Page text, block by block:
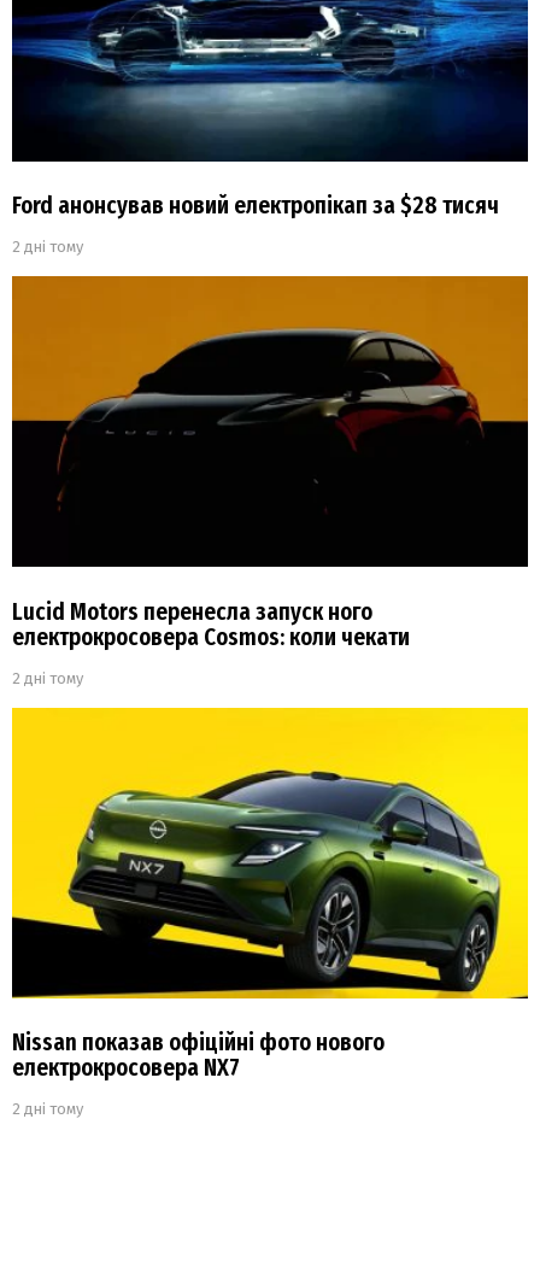
Ford анонсував новий електропікап за $28 тисяч
2 дні тому
Lucid Motors перенесла запуск ного
електрокросовера Cosmos: коли чекати
2 дні тому
Nissan показав офіційні фото нового
електрокросовера NX7
2 дні тому